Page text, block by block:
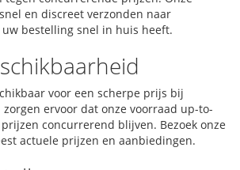
en discreet verzonden naar
bestelling snel in huis heeft.
voor een scherpe prijs bij
ervoor dat onze voorraad up-to-
concurrerend blijven. Bezoek onze
actuele prijzen en aanbiedingen.